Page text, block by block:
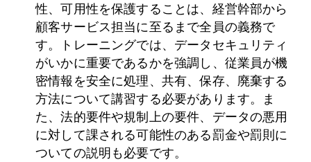
性、可用性を保護することは、経営幹部から
顧客サービス担当に至るまで全員の義務で
す。トレーニングでは、データセキュリティ
がいかに重要であるかを強調し、従業員が機
密情報を安全に処理、共有、保存、廃棄する
方法について講習する必要があります。ま
た、法的要件や規制上の要件、データの悪用
に対して課される可能性のある罰金や罰則に
ついての説明も必要です。